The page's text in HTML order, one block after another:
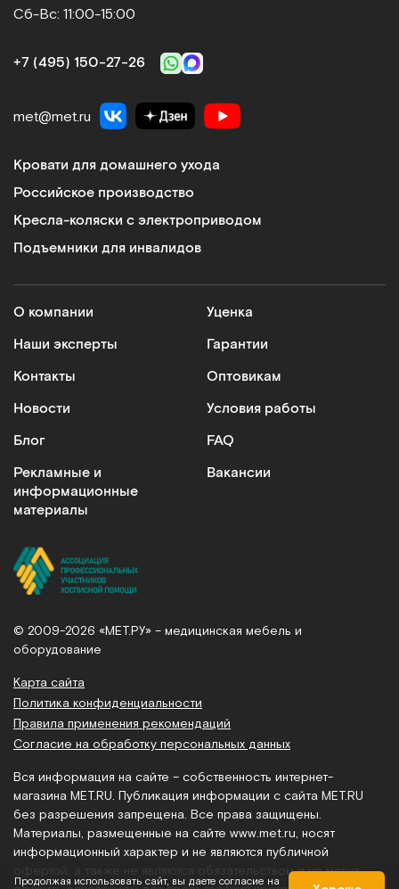
Сб-Вс: 11:00-15:00
+7 (495) 150‑27‑26
met@met.ru
Кровати для домашнего ухода
Российское производство
Кресла-коляски с электроприводом
Подъемники для инвалидов
О компании
Наши эксперты
Контакты
Новости
Блог
Рекламные и
информационные
материалы
Уценка
Гарантии
Оптовикам
Условия работы
FAQ
Вакансии
© 2009-2026 «МЕТ.РУ» – медицинская мебель и
оборудование
Карта сайта
Политика конфиденциальности
Правила применения рекомендаций
Согласие на обработку персональных данных
Вся информация на сайте – собственность интернет-
магазина MET.RU. Публикация информации с сайта MET.RU
без разрешения запрещена. Все права защищены.
Материалы, размещенные на сайте www.met.ru , носят
информационный характер и не являются публичной
офертой, а также не являются обязательством и не могут
Продолжая использовать сайт, вы даете согласие на